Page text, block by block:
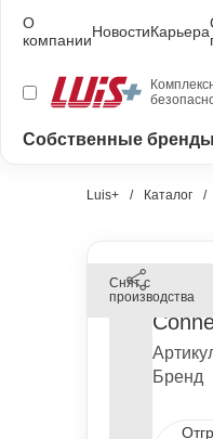
О
компанииНовостиКарьера
Собственные бренды
Luis+ Каталог
Снят с
производства
Бренд